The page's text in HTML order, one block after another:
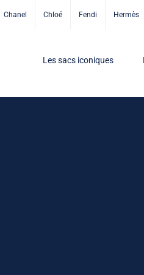
Chanel Chloé Fendi Hermès
Les sacs iconiques